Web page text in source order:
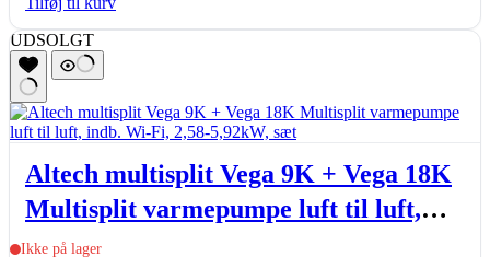
UDSOLGT
Altech multisplit Vega 9K + Vega 18K
Multisplit varmepumpe luft til luft,
indb. Wi-Fi, 2,58-5,92kW, sæt
Ikke på lager